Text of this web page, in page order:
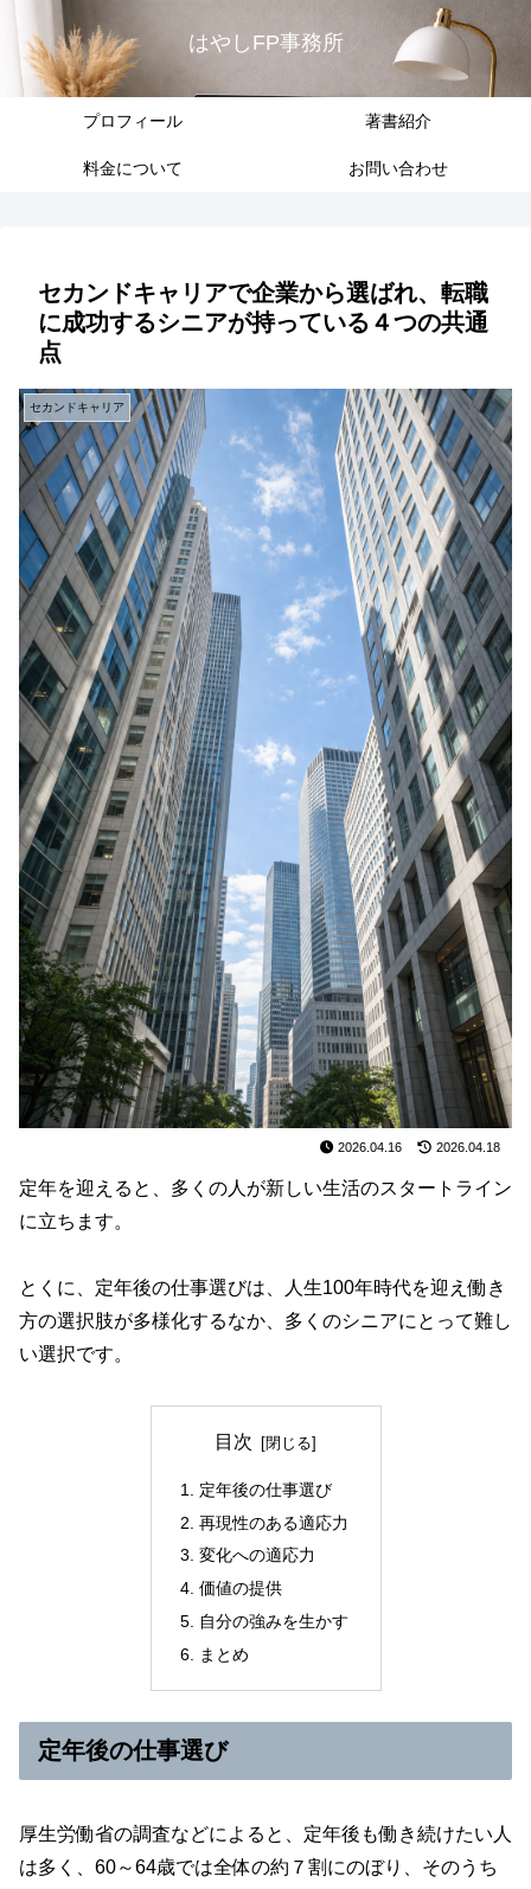
はやしFP事務所
プロフィール 著書紹介
料金について お問い合わせ
セカンドキャリアで企業から選ばれ、転職
に成功するシニアが持っている４つの共通
点
セカンドキャリア
2026.04.16 2026.04.18
定年を迎えると、多くの人が新しい生活のスタートライン
に立ちます。
とくに、定年後の仕事選びは、人生100年時代を迎え働き
方の選択肢が多様化するなか、多くのシニアにとって難し
い選択です。
目次
定年後の仕事選び
再現性のある適応力
変化への適応力
価値の提供
自分の強みを生かす
まとめ
定年後の仕事選び
厚生労働省の調査などによると、定年後も働き続けたい人
は多く、60～64歳では全体の約７割にのぼり、そのうち